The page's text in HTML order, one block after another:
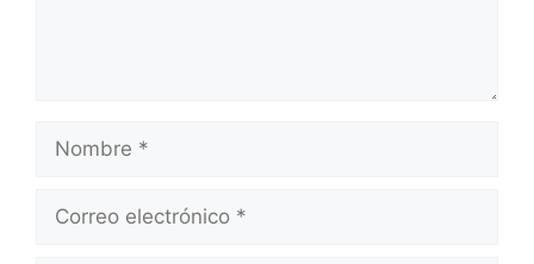
electrónico